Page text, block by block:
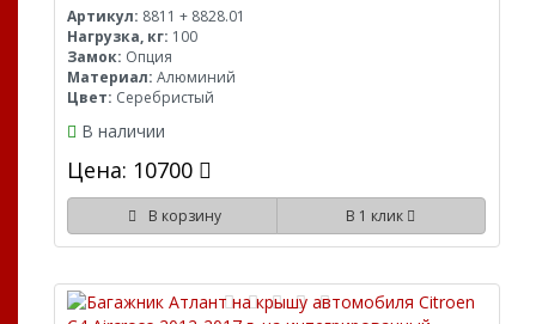
Артикул: 8811 + 8828.01
Нагрузка, кг: 100
Замок: Опция
Материал: Алюминий
Цвет: Серебристый
В наличии
Цена: 10700
В корзину В 1 клик